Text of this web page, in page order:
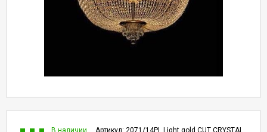
Артикул: 2071/14PL Light gold CUT CRYSTAL
В наличии